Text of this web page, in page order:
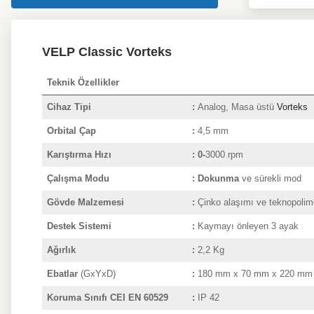
VELP Classic Vorteks
Teknik Özellikler
Cihaz Tipi : Analog, Masa üstü Vorteks
Orbital Çap : 4,5 mm
Karıştırma Hızı : 0-3000 rpm
Çalışma Modu : Dokunmave sürekli mod
Gövde Malzemesi : Çinko alaşımı ve
Destek Sistemi : Kaymayı önleyen 3 ayak
Ağırlık : 2,2 Kg
Ebatlar (GxYxD) : 180 mm x 70 mm x 220 mm
Koruma Sınıfı CEI EN 60529 : IP 42